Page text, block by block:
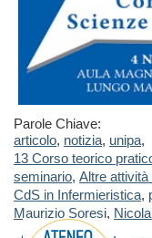
Parole Chiave:
articolo, notizia, unipa,
13 Corso teorico
seminario, Altre attività
CdS in Infermieristica,
Maurizio Soresi,